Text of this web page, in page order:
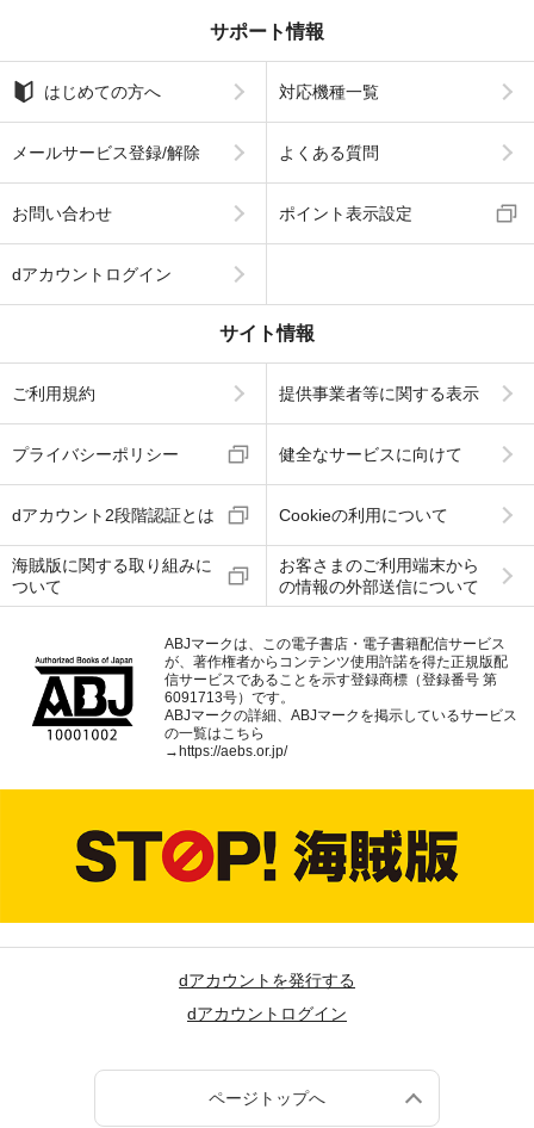
サポート情報
はじめての方へ 対応機種一覧
メールサービス登録/解除 よくある質問
お問い合わせ ポイント表示設定
dアカウントログイン
サイト情報
ご利用規約 提供事業者等に関する表示
プライバシーポリシー 健全なサービスに向けて
dアカウント2段階認証とは Cookieの利用について
海賊版に関する取り組みに
ついて
お客さまのご利用端末から
の情報の外部送信について
ABJマークは、この電子書店・電子書籍配信サービス
が、著作権者からコンテンツ使用許諾を得た正規版配
信サービスであることを示す登録商標（登録番号 第
6091713号）です。
ABJマークの詳細、ABJマークを掲示しているサービス
の一覧はこちら
→ https://aebs.or.jp/
dアカウントを発行する
dアカウントログイン
ページトップへ